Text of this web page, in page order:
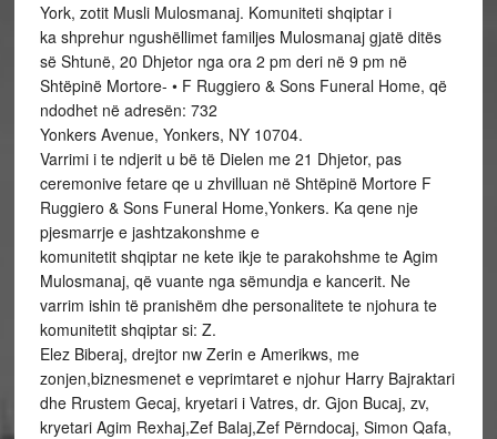
York, zotit Musli Mulosmanaj. Komuniteti shqiptar i
ka shprehur ngushëllimet familjes Mulosmanaj gjatë ditës
së Shtunë, 20 Dhjetor nga ora 2 pm deri në 9 pm në
Shtëpinë Mortore- • F Ruggiero & Sons Funeral Home, që
ndodhet në adresën: 732
Yonkers Avenue, Yonkers, NY 10704.
Varrimi i te ndjerit u bë të Dielen me 21 Dhjetor, pas
ceremonive fetare qe u zhvilluan në Shtëpinë Mortore F
Ruggiero & Sons Funeral Home,Yonkers. Ka qene nje
pjesmarrje e jashtzakonshme e
komunitetit shqiptar ne kete ikje te parakohshme te Agim
Mulosmanaj, që vuante nga sëmundja e kancerit. Ne
varrim ishin të pranishëm dhe personalitete te njohura te
komunitetit shqiptar si: Z.
Elez Biberaj, drejtor nw Zerin e Amerikws, me
zonjen,biznesmenet e veprimtaret e njohur Harry Bajraktari
dhe Rrustem Gecaj, kryetari i Vatres, dr. Gjon Bucaj, zv,
kryetari Agim Rexhaj,Zef Balaj,Zef Përndocaj, Simon Qafa,